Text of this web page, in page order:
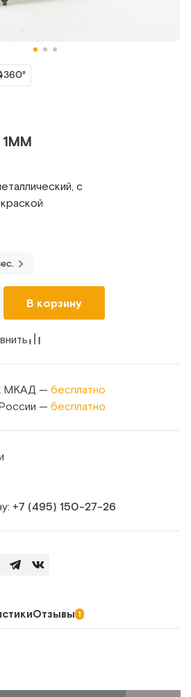
360°
1ММ
с
В корзину
МКАД — бесплатно
— бесплатно
+7 (495) 150‑27‑26
Отзывы 1